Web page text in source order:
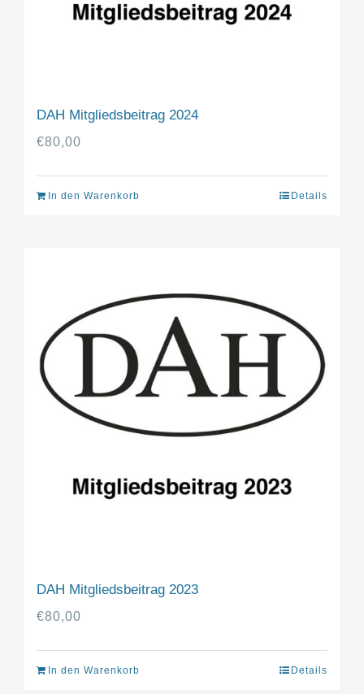
DAH Mitgliedsbeitrag 2024
€80,00
In den Warenkorb Details
DAH Mitgliedsbeitrag 2023
€80,00
In den Warenkorb Details